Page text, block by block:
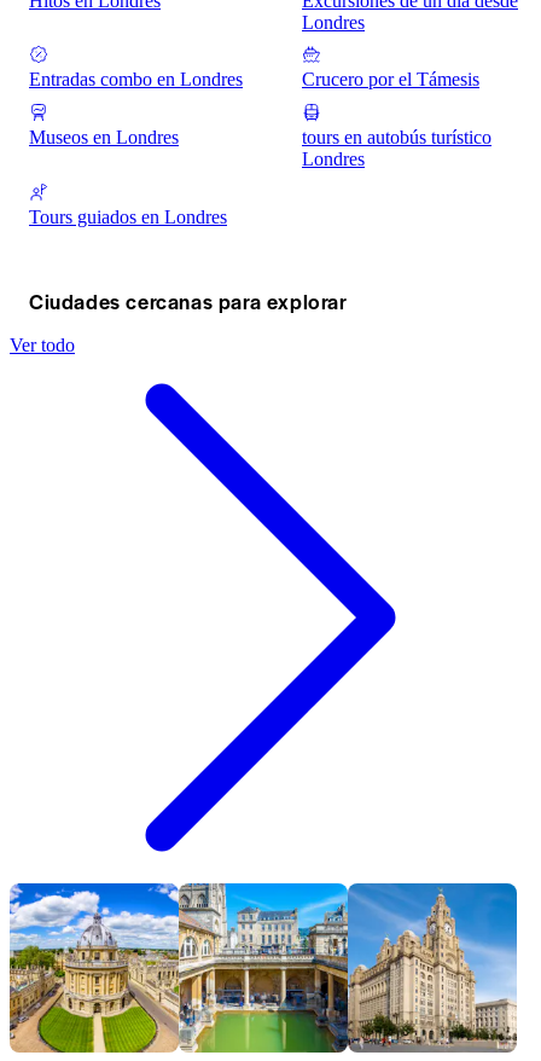
Londres
Entradas combo en Londres Crucero por el Támesis
Museos en Londres
tours en autobús turístico
Londres
Tours guiados en Londres
Ciudades cercanas para explorar
Ver todo